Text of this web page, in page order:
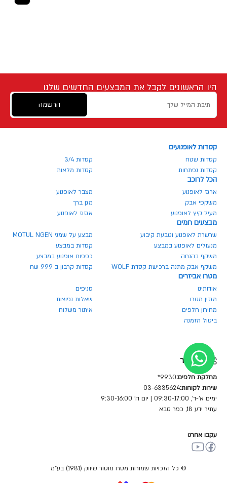
היו הראשונים לקבל את המבצעים החדשים שלנו
הרשמה
קסדות לאופנועים
קסדות שטח
קסדות 3/4
קסדות נפתחות
קסדות מלאות
הכל לרוכב
ארגז לאופנוע
מצבר לאופנוע
משקפי אבק
מגן ברך
מעיל קיץ לאופנוע
אגזוז לאופנוע
מבצעים חמים
שרשרת לאופנוע וטבעת קיבוע
מבצע על שמני MOTUL NGEN
מנעולים לאופנוע במבצע
קסדות במבצע
משקף בהנחה
כפפות אופנוע במבצע
משקף אבק מתנה ברכישת קסדת WOLF
קסדות קרבון ב 999 שח
מטרו אביזרים
אודותינו
סניפים
מגזין מטרו
שאלות נפוצות
מחירון חלפים
איתור משלוח
ביטול הזמנה
צור קשר
מחלקת חלפים:9930*
שירות לקוחות:03-6335624
ימים א'-ד', 09:30-17:00 | יום ה' 9:30-16:00
עתיר ידע 18, כפר סבא
עקבו אחרנו
© כל הזכויות שמורות מטרו מוטור שיווק (1981) בע"מ